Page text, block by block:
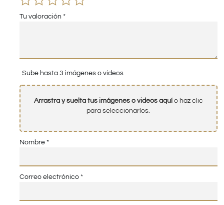
Tu valoración *
Sube hasta 3 imágenes o vídeos
Arrastra y suelta tus imágenes o videos aquío haz clic
para seleccionarlos.
Nombre *
Correo electrónico *